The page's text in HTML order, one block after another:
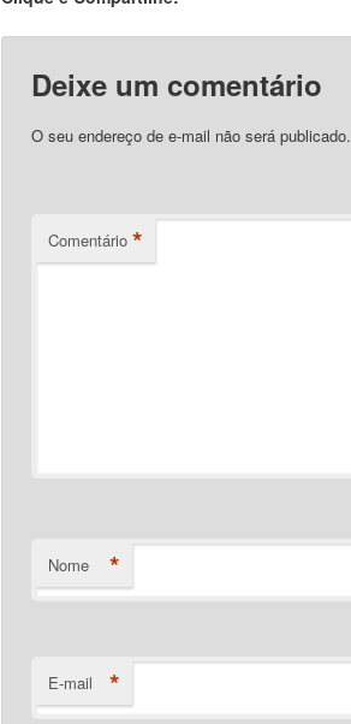
Deixe um comentário
O seu endereço de e-mail não será publicado.
Comentário *
Nome *
E-mail *